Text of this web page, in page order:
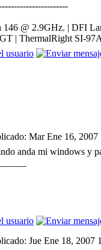
146 @ 2.9GHz. | DFI
| ThermalRight SI-
Mar Ene 16, 2007
anda mi windows y
Jue Ene 18, 2007